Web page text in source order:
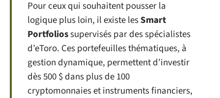
Pour ceux qui souhaitent pousser la
logique plus loin, il existe lesSmart
Portfoliossupervisés par des spécialistes
d’eToro. Ces portefeuilles thématiques, à
gestion dynamique, permettent d’investir
dès 500 $ dans plus de 100
cryptomonnaies et instruments financiers,